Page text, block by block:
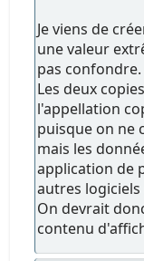
Je viens de
une valeur
pas
Les deux
l'appellation
puisque on ne
mais les
application de
autres logiciels
On devrait
contenu